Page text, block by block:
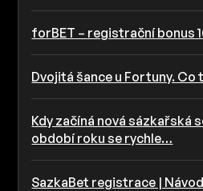
forBET – registrační bonus
Dvojitá šance u Fortuny. Co
Kdy začíná nová sázkařská
období roku se rychle…
SazkaBet registrace |